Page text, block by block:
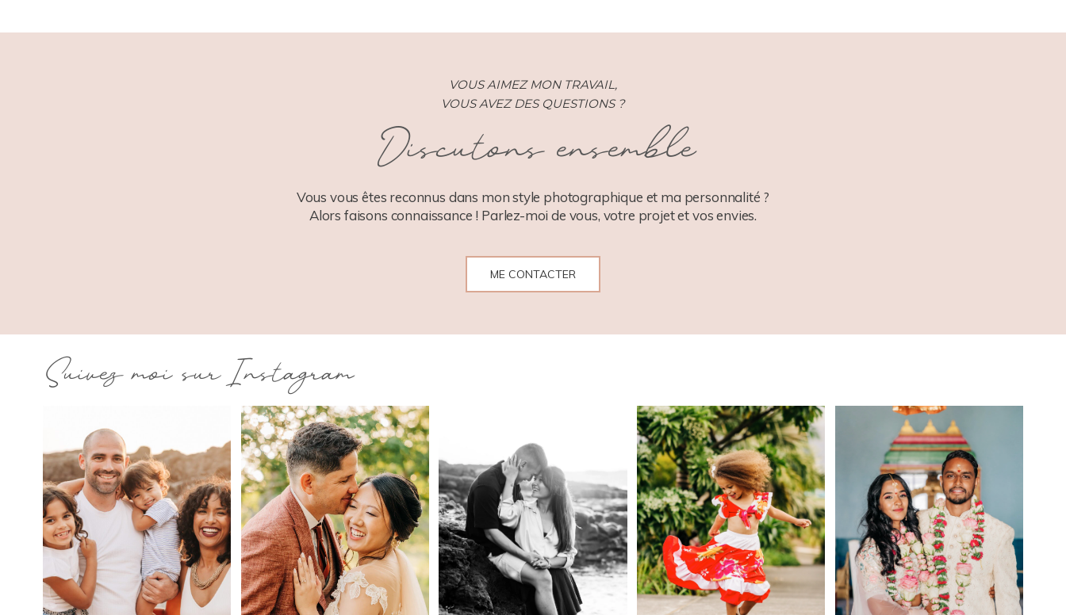
VOUS AIMEZ MON TRAVAIL,
VOUS AVEZ DES QUESTIONS ?
Discutons ensemble
Vous vous êtes reconnus dans mon style photographique et ma personnalité ?
Alors faisons connaissance ! Parlez-moi de vous, votre projet et vos envies.
ME CONTACTER
Suivez moi sur Instagram